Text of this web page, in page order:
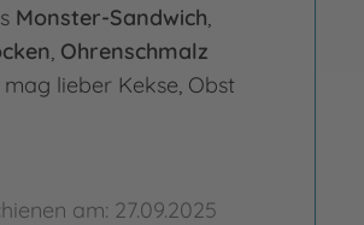
Monster-Sandwich,
, Ohrenschmalz
mag lieber Kekse, Obst
am: 27.09.2025